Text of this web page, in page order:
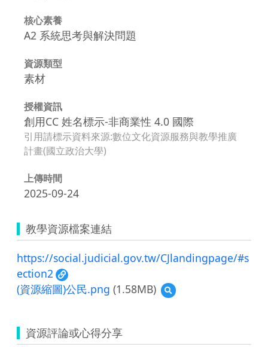
核心素養
A2 系統思考與解決問題
資源類型
素材
授權資訊
創用CC 姓名標示-非商業性 4.0 國際
引用請標示資料來源:數位文化資源服務與教學推廣
計畫(國立政治大學)
上傳時間
2025-09-24
教學資源檔案連結
https://social.judicial.gov.tw/CJlandingpage/#s
ection2
(資源縮圖)公民.png (1.58MB)
預
覽
資源評論或心得分享